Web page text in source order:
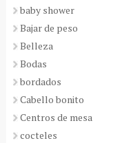
baby shower
Bajar de peso
Belleza
Bodas
bordados
Cabello bonito
Centros de mesa
cocteles